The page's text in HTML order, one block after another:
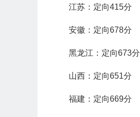
江苏：定向415分
安徽：定向678分
黑龙江：定向673分
山西：定向651分
福建：定向669分